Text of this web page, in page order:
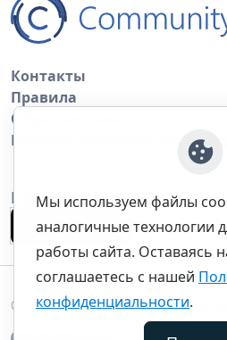
Контакты
Правила
Обратная связь
Правила копирования
Приложение
©thecommunity.ru 2026. Все
Мы используем файлы
аналогичные технологии
работы сайта. Оставаясь
соглашаетесь с нашей
конфиденциальности.